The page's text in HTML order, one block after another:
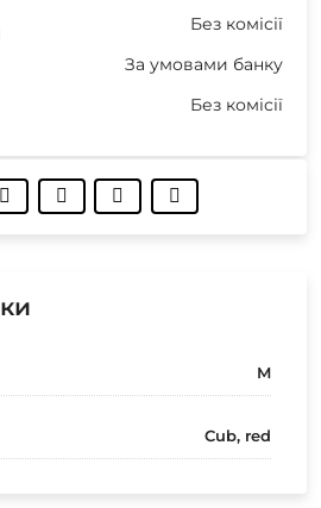
Без комісії
За умовами банку
Без комісії
M
Cub, red